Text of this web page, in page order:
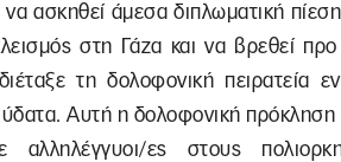
να ασκηθεί άμεσα διπλωματική
στη Γάζα και να βρεθεί
τη δολοφονική πειρατεία
ύδατα. Αυτή η δολοφονική πρόκληση
αλληλέγγυοι/ες στους